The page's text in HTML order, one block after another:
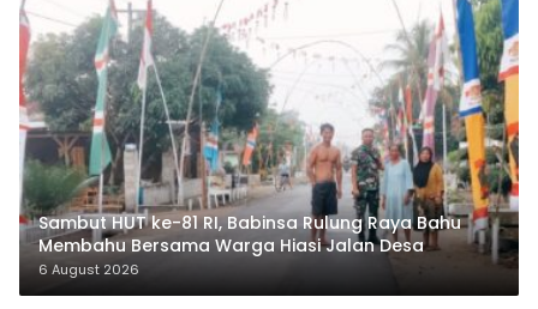
Sambut HUT ke-81 RI, Babinsa Rulung Raya Bahu
Membahu Bersama Warga Hiasi Jalan Desa
6 August 2026